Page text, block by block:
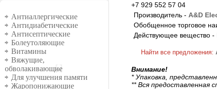
Группы
Антиаллергические
Антидиабетические
Антисептические
Болеутоляющие
Витамины
Вяжущие,
обволакивающие
Для улучшения памяти
Жаропонижающие
+7 929 552 57 04
Производитель - A&D
Обобщенное торговое
Действующее вещество -
Найти все предложения:
Внимание!
* Упаковка,
** Вся предоставленная